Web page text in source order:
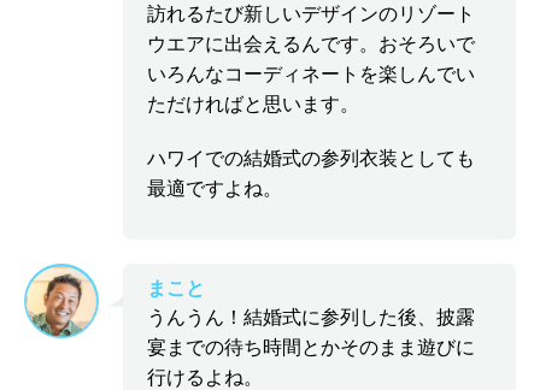
訪れるたび新しいデザインのリゾート
ウエアに出会えるんです。おそろいで
いろんなコーディネートを楽しんでい
ただければと思います。
ハワイでの結婚式の参列衣装としても
最適ですよね。
まこと
うんうん！結婚式に参列した後、披露
宴までの待ち時間とかそのまま遊びに
行けるよね。